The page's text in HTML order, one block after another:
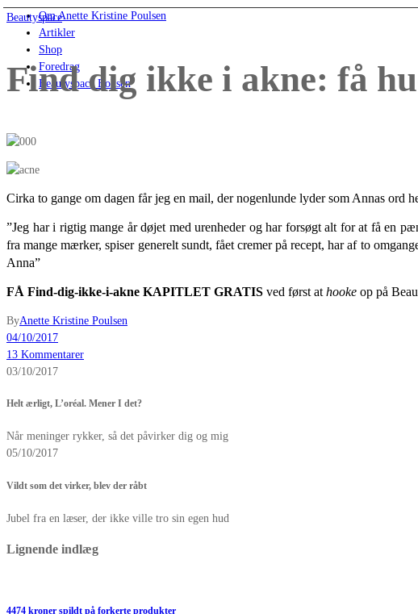
Om Anette Kristine Poulsen
Artikler
Shop
Foredrag
Beautyspace Boksen
Beautyspace
Find dig ikke i akne: få
Cirka to gange om dagen får jeg en mail, der nogenlunde lyder som Annas ord
”Jeg har i rigtig mange år døjet med urenheder og har forsøgt alt for at få en
fra mange mærker, spiser generelt sundt, fået cremer på recept, har af to
Anna”
FÅ Find-dig-ikke-i-akne KAPITLET GRATIS ved først at hooke op på
ByAnette Kristine Poulsen
04/10/2017
13 Kommentarer
03/10/2017
Helt ærligt, L’oréal. Mener I det?
Når meninger rykker, så det påvirker dig og mig
05/10/2017
Vildt som det virker, blev der råbt
Jubel fra en læser, der ikke ville tro sin egen hud
Lignende indlæg
4474 kroner spildt på forkerte produkter